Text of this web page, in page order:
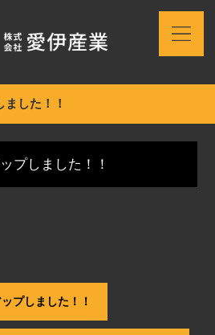
した！！
プしました！！
プしました！！